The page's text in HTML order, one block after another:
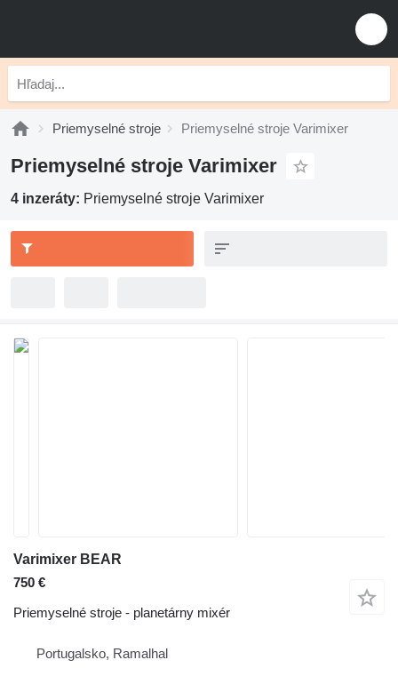
Priemyselné stroje Priemyselné stroje Varimixer
Priemyselné stroje Varimixer
4 inzeráty: Priemyselné stroje Varimixer
Varimixer BEAR
750 €
Priemyselné stroje - planetárny mixér
Portugalsko, Ramalhal